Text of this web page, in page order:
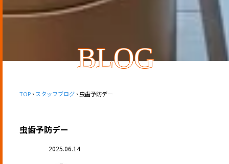
BLOG
TOP スタッフブログ 虫歯予防デー
虫歯予防デー
2025.06.14